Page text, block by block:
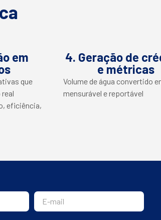
em
que
eficiência,
4. Geração de
e métricas
Volume de água convertido
mensurável e reportável